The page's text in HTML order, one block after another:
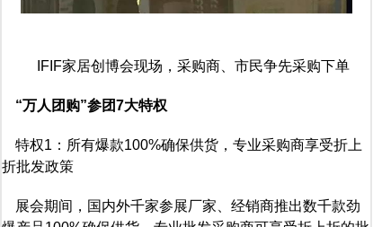
IFIF家居创博会现场，采购商、市民争先采购下单
“万人团购”参团7大特权
特权1：所有爆款100%确保供货，专业采购商享受折上
折批发政策
展会期间，国内外千家参展厂家、经销商推出数千款劲